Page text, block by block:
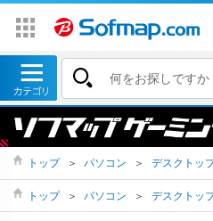
トップ ＞ パソコン ＞ デスクトッ
トップ ＞ パソコン ＞ デスクトッ